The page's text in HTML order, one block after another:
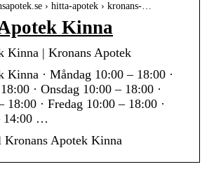
› hitta-apotek › kronans-…
Kinna
Kinna | Kronans Apotek
Kinna · Måndag 10:00 – 18:00 ·
· Onsdag 10:00 – 18:00 ·
18:00 · Fredag 10:00 – 18:00 ·
14:00 …
Apotek Kinna